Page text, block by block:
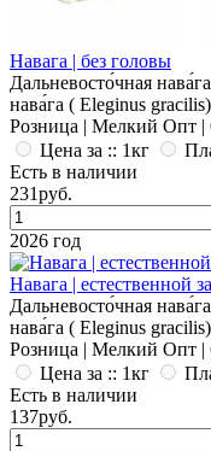
Навага | без головы
Дальневосто́чная
нава́га ( Eleginus
Розница | Мелкий Опт |
Цена за :: 1кг
Есть в наличии
231руб.
2026 год
Навага | естественной
Дальневосто́чная
нава́га ( Eleginus
Розница | Мелкий Опт |
Цена за :: 1кг
Есть в наличии
137руб.